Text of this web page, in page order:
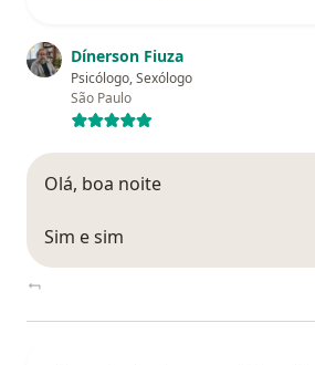
Dínerson Fiuza
Psicólogo, Sexólogo
São Paulo
Olá, boa noite
Sim e sim